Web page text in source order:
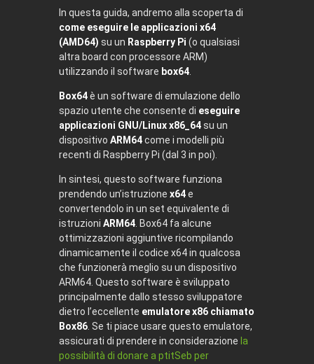
In questa guida, andremo alla scoperta di
come eseguire le applicazioni x64
(AMD64) su un Raspberry Pi (o qualsiasi
altra board con processore ARM)
utilizzando il software box64.
Box64è un software di emulazione dello
spazio utente che consente di eseguire
applicazioni GNU/Linux x86_64su un
dispositivo ARM64come i modelli più
recenti di Raspberry Pi (dal 3 in poi).
In sintesi, questo software funziona
prendendo un’istruzione x64e
convertendolo in un set equivalente di
istruzioni ARM64. Box64 fa alcune
ottimizzazioni aggiuntive ricompilando
dinamicamente il codice x64 in qualcosa
che funzionerà meglio su un dispositivo
ARM64. Questo software è sviluppato
principalmente dallo stesso sviluppatore
dietro l’eccellente emulatore x86 chiamato
Box86. Se ti piace usare questo emulatore,
assicurati di prendere in considerazione la
possibilità di donare a ptitSeb per